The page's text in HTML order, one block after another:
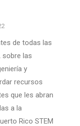
de todas las
sobre las
y
recursos
que les abran
a la
Rico STEM